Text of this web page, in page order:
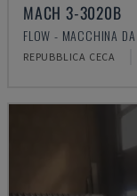
MACH 3-3020B
FLOW - MACCHINA
REPUBBLICA CECA